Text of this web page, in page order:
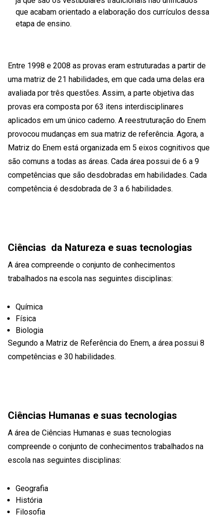
que acabam orientado a elaboração dos currículos dessa
etapa de ensino.
Entre 1998 e 2008 as provas eram estruturadas a partir de
uma matriz de 21 habilidades, em que cada uma delas era
avaliada por três questões. Assim, a parte objetiva das
provas era composta por 63 itens interdisciplinares
aplicados em um único caderno. A reestruturação do Enem
provocou mudanças em sua matriz de referência. Agora, a
Matriz do Enem está organizada em 5 eixos cognitivos que
são comuns a todas as áreas. Cada área possui de 6 a 9
competências que são desdobradas em habilidades. Cada
competência é desdobrada de 3 a 6 habilidades.
Ciências da Natureza e suas tecnologias
A área compreende o conjunto de conhecimentos
trabalhados na escola nas seguintes disciplinas:
Química
Física
Biologia
Segundo a Matriz de Referência do Enem, a área possui 8
competências e 30 habilidades.
Ciências Humanas e suas tecnologias
A área de Ciências Humanas e suas tecnologias
compreende o conjunto de conhecimentos trabalhados na
escola nas seguintes disciplinas:
Geografia
História
Filosofia